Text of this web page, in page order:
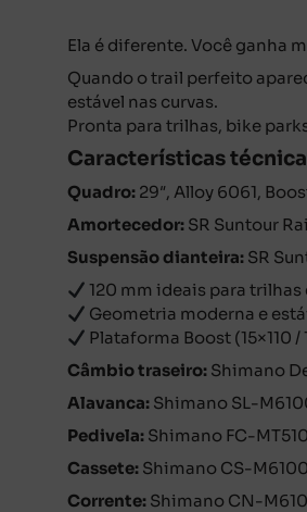
Ela é diferente. Você ganha
Quando o trail perfeito
estável nas curvas.
Pronta para trilhas, bike
Características
Quadro: 29″, Alloy 6061,
Amortecedor: SR Suntour
Suspensão dianteira: SR
120 mm ideais para trilhas
Geometria moderna e
Plataforma Boost (15×110 /
Câmbio traseiro: Shimano
Alavanca: Shimano SL-
Pedivela: Shimano FC-
Cassete: Shimano CS-
Corrente: Shimano CN-